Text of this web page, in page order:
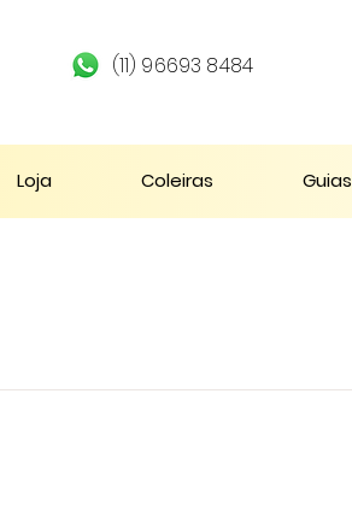
(11) 96693 8484
Loja Coleiras Guias